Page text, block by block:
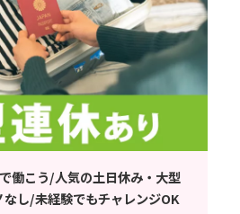
働こう/人気の土日休み・大型
し/未経験でもチャレンジOK